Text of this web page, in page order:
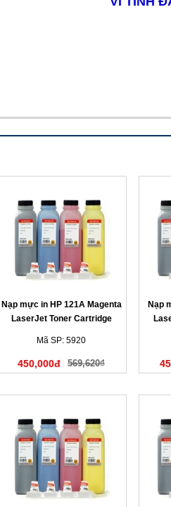
Nạp mực in HP 121A Magenta
LaserJet Toner Cartridge
Mã SP: 5920
450,000đ 569,620₫
Nạp